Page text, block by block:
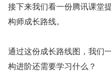
接下来我们看一份腾讯课堂
构师成长路线。
通过这份成长路线图，我们
构进阶还需要学习什么？